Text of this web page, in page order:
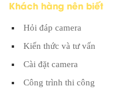
Khách hàng nên biết
Hỏi đáp camera
Kiến thức và tư vấn
Cài đặt camera
Công trình thi công